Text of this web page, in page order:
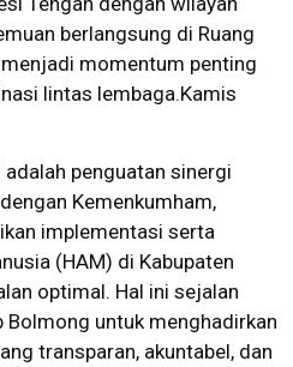
berlangsung di Ruang
momentum penting
lintas lembaga.Kamis
penguatan sinergi
Kemenkumham,
implementasi serta
(HAM) di Kabupaten
optimal. Hal ini sejalan
untuk menghadirkan
transparan, akuntabel, dan